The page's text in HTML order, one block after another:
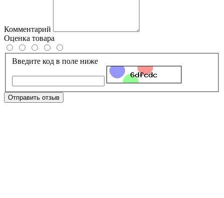
Комментарий
Оценка товара
Введите код в поле ниже
Отправить отзыв